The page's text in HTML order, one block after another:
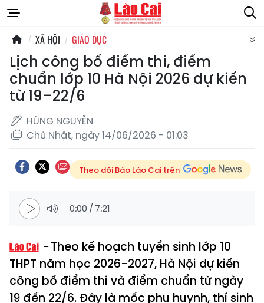
XÃ HỘI GIÁO DỤC
Lịch công bố điểm thi, điểm
chuẩn lớp 10 Hà Nội 2026 dự kiến
từ 19–22/6
HÙNG NGUYỄN
Chủ Nhật, ngày 14/06/2026 - 01:03
Theo dõi Báo Lào Cai trên
0:00 / 7:21
Theo kế hoạch tuyển sinh lớp 10
THPT năm học 2026-2027, Hà Nội dự kiến
công bố điểm thi và điểm chuẩn từ ngày
19 đến 22/6. Đây là mốc phụ huynh, thí sinh